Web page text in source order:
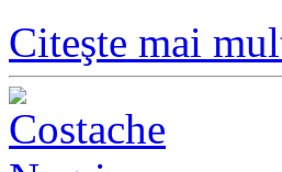
Citeşte mai